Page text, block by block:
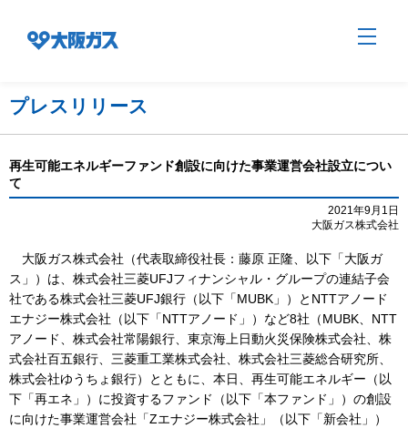
社会貢献
技術開発
サステナビリティ
プレスリリース
再生可能エネルギーファンド創設に向けた事業運営会社設立につい
て
2021年9月1日
大阪ガス株式会社
大阪ガス株式会社（代表取締役社長：藤原 正隆、以下「大阪ガ
ス」）は、株式会社三菱UFJフィナンシャル・グループの連結子会
社である株式会社三菱UFJ銀行（以下「MUBK」）とNTTアノード
エナジー株式会社（以下「NTTアノード」）など8社（MUBK、NTT
アノード、株式会社常陽銀行、東京海上日動火災保険株式会社、株
式会社百五銀行、三菱重工業株式会社、株式会社三菱総合研究所、
株式会社ゆうちょ銀行）とともに、本日、再生可能エネルギー（以
下「再エネ」）に投資するファンド（以下「本ファンド」）の創設
に向けた事業運営会社「Zエナジー株式会社」（以下「新会社」）